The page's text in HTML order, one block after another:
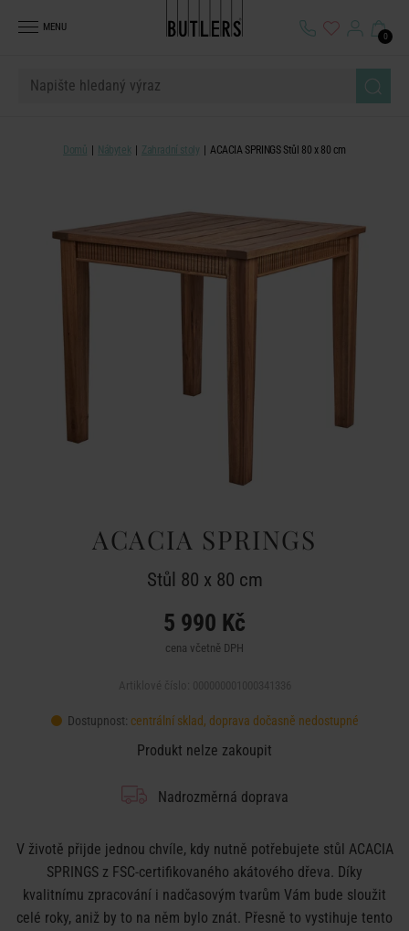
MENU
0
Domů Nábytek Zahradní stoly ACACIA SPRINGS Stůl 80 x 80 cm
ACACIA SPRINGS
Stůl 80 x 80 cm
5 990 Kč
cena včetně DPH
Dostupnost: centrální sklad, doprava dočasně nedostupné
Produkt nelze zakoupit
Nadrozměrná doprava
V životě přijde jednou chvíle, kdy nutně potřebujete stůl ACACIA
SPRINGS z FSC-certifikovaného akátového dřeva. Díky
kvalitnímu zpracování i nadčasovým tvarům Vám bude sloužit
celé roky, aniž by to na něm bylo znát. Přesně to vystihuje tento